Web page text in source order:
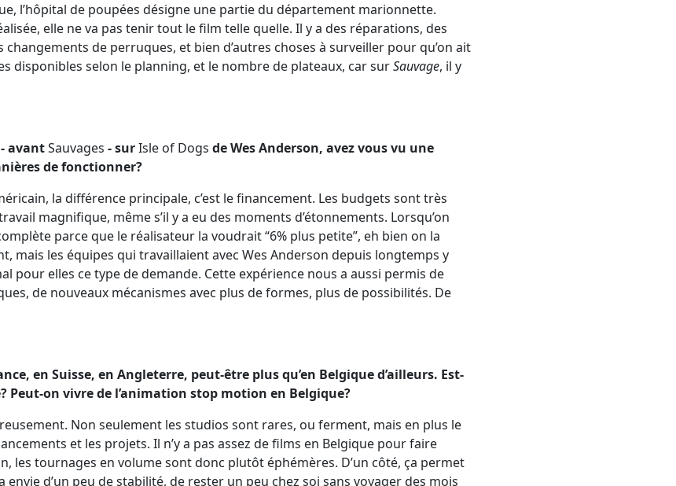
l’hôpital de poupées désigne une partie du département marionnette.
elle ne va pas tenir tout le film telle quelle. Il y a des réparations, des
de perruques, et bien d’autres choses à surveiller pour qu’on ait
disponibles selon le planning, et le nombre de plateaux, car surSauvage, il y
avantSauvages - surIsle of Dogs de Wes Anderson, avez vous vu une
de fonctionner?
la différence principale, c’est le financement. Les budgets sont très
magnifique, même s’il y a eu des moments d’étonnements. Lorsqu’on
parce que le réalisateur la voudrait “6% plus petite”, eh bien on la
mais les équipes qui travaillaient avec Wes Anderson depuis longtemps y
pour elles ce type de demande. Cette expérience nous a aussi permis de
de nouveaux mécanismes avec plus de formes, plus de possibilités. De
en Suisse, en Angleterre, peut-être plus qu’en Belgique d’ailleurs. Est-
Peut-on vivre de l’animation stop motion en Belgique?
Non seulement les studios sont rares, ou ferment, mais en plus le
et les projets. Il n’y a pas assez de films en Belgique pour faire
les tournages en volume sont donc plutôt éphémères. D’un côté, ça permet
envie d’un peu de stabilité, de rester un peu chez soi sans voyager des mois